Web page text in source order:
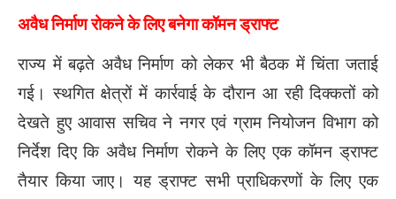
अवैध निर्माण रोकने के लिए बनेगा कॉमन ड्राफ्ट
राज्य में बढ़ते अवैध निर्माण को लेकर भी बैठक में चिंता जताई
गई। स्थगित क्षेत्रों में कार्रवाई के दौरान आ रही दिक्कतों को
देखते हुए आवास सचिव ने नगर एवं ग्राम नियोजन विभाग को
निर्देश दिए कि अवैध निर्माण रोकने के लिए एक कॉमन ड्राफ्ट
तैयार किया जाए। यह ड्राफ्ट सभी प्राधिकरणों के लिए एक